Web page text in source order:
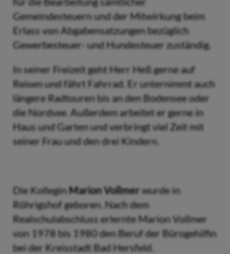
Gemeindesteuern und der Mitwirkung beim
Erlass von Abgabensatzungen bezüglich
Gewerbesteuer- und Hundesteuer zuständig.
In seiner Freizeit geht Herr Heß gerne auf
Reisen und fährt Fahrrad. Er unternimmt auch
längere Radtouren bis an den Bodensee oder
die Nordsee. Außerdem arbeitet er gerne in
Haus und Garten und verbringt viel Zeit mit
seiner Frau und den drei Kindern.
Die KolleginMarion Vollmerwurde in
Röhrigshof geboren. Nach dem
Realschulabschluss erlernte Marion Vollmer
von 1978 bis 1980 den Beruf der Bürogehilfin
bei der Kreisstadt Bad Hersfeld.